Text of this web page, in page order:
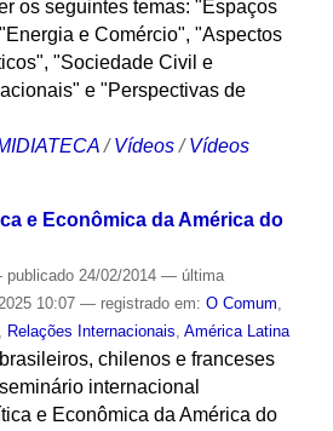
os seguintes temas: "Espaços
e Comércio", "Aspectos
"Sociedade Civil e
e "Perspectivas de
/Vídeos /Vídeos
e Econômica da América do
publicado24/02/2014 — última
10:07 — registrado em: O Comum,
Relações Internacionais, América Latina
chilenos e franceses
internacional
e Econômica da América do